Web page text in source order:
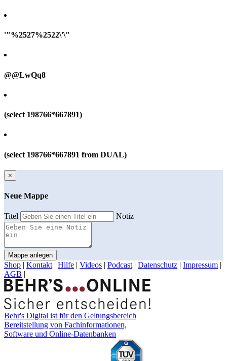
'"%2527%2522\'\"
@@LwQq8
(select 198766*667891)
(select 198766*667891 from DUAL)
×
Neue Mappe
Titel Notiz
Mappe anlegen
Shop | Kontakt | Hilfe | Videos | Podcast | Datenschutz | Impressum |
AGB |
Behr's Digital ist für den Geltungsbereich
Bereitstellung von Fachinformationen,
Software und Online-Datenbanken